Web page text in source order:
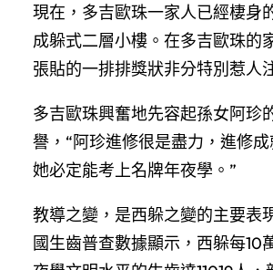
現在，多吉歐珠一家人已經棲身
成躲式二層小樓。在多吉歐珠的
張貼的一排排獎狀非分特別惹人
多吉歐珠興奮地先容起孫女阿珍
譽，“阿珍進修很是盡力，進修
她必定能考上名牌年夜學。”
教導之變，是西躲之變的主要表
國生齒普查數據顯示，西躲每10